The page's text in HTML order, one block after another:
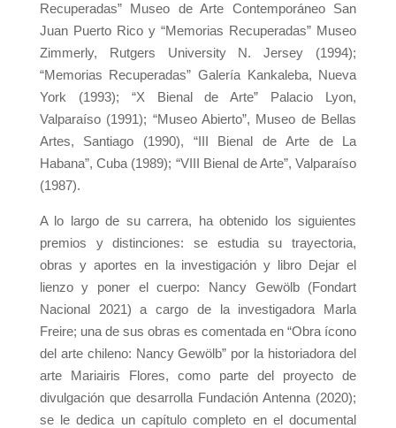
Recuperadas” Museo de Arte Contemporáneo San
Juan Puerto Rico y “Memorias Recuperadas” Museo
Zimmerly, Rutgers University N. Jersey (1994);
“Memorias Recuperadas” Galería Kankaleba, Nueva
York (1993); “X Bienal de Arte” Palacio Lyon,
Valparaíso (1991); “Museo Abierto”, Museo de Bellas
Artes, Santiago (1990), “III Bienal de Arte de La
Habana”, Cuba (1989); “VIII Bienal de Arte”, Valparaíso
(1987).
A lo largo de su carrera, ha obtenido los siguientes
premios y distinciones: se estudia su trayectoria,
obras y aportes en la investigación y libro Dejar el
lienzo y poner el cuerpo: Nancy Gewölb (Fondart
Nacional 2021) a cargo de la investigadora Marla
Freire; una de sus obras es comentada en “Obra ícono
del arte chileno: Nancy Gewölb” por la historiadora del
arte Mariairis Flores, como parte del proyecto de
divulgación que desarrolla Fundación Antenna (2020);
se le dedica un capítulo completo en el documental